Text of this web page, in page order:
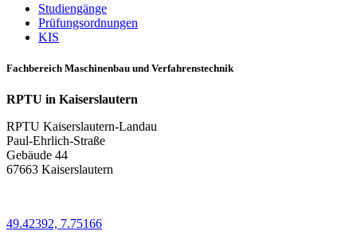
Studiengänge
Prüfungsordnungen
KIS
Fachbereich Maschinenbau und Verfahrenstechnik
RPTU in Kaiserslautern
RPTU Kaiserslautern-Landau
Paul-Ehrlich-Straße
Gebäude 44
67663 Kaiserslautern
49.42392, 7.75166